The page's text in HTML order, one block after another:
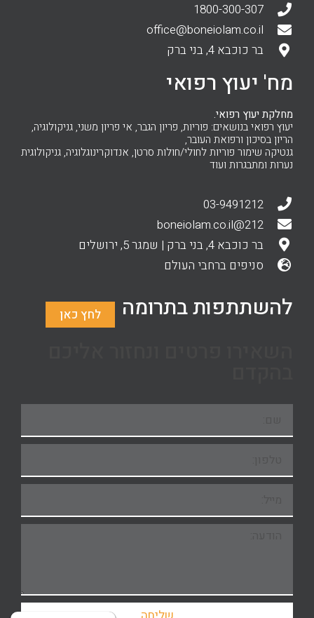
1800-300-307
office@boneiolam.co.il
בר כוכבא 4, בני ברק
מח' יעוץ רפואי
מחלקת יעוץ רפואי.
יעוץ רפואי בנושאים: פוריות, פריון הגבר, אי פריון משני, גניקולוגיה,
הריון בסיכון ורפואת העובר,
גנטיקה שימור פוריות לחולי/חולות סרטן, אנדוקרינוגלוגיה, גניקולוגית
נערות ומתבגרות ועוד
03-9491212
212@boneiolam.co.il
בר כוכבא 4, בני ברק | שמגר 5, ירושלים
סניפים ברחבי העולם
להשתתפות בתרומה לחץ כאן